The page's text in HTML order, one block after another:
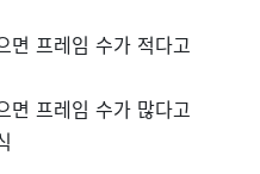
면 프레임 수가 적다고
면 프레임 수가 많다고